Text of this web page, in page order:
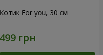
Котик For you, 30 см